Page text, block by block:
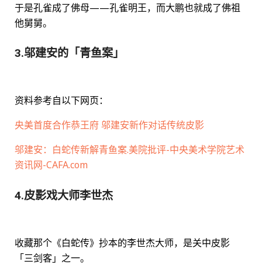
于是孔雀成了佛母——孔雀明王，而大鹏也就成了佛祖
他舅舅。
3.邬建安的「青鱼案」
资料参考自以下网页：
央美首度合作恭王府 邬建安新作对话传统皮影
邬建安：白蛇传新解青鱼案.美院批评-中央美术学院艺术
资讯网-CAFA.com
4.皮影戏大师李世杰
收藏那个《白蛇传》抄本的李世杰大师，是关中皮影
「三剑客」之一。